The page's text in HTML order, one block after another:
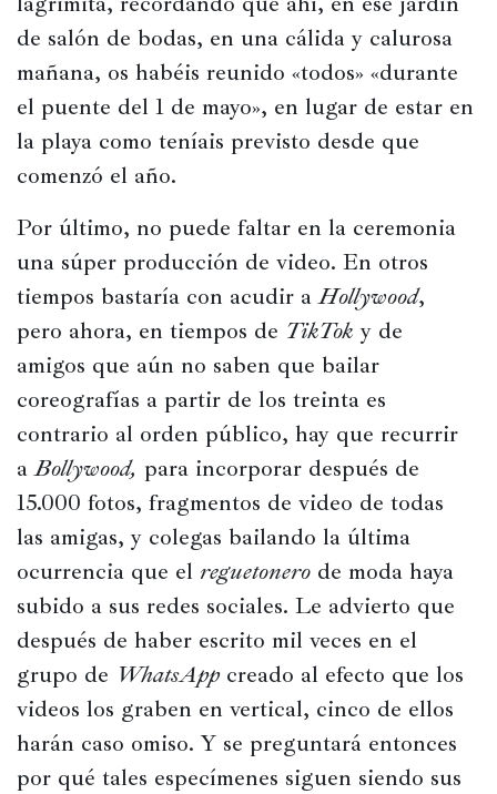
de salón de bodas, en una cálida y calurosa
mañana, os habéis reunido «todos» «durante
el puente del 1 de mayo», en lugar de estar en
la playa como teníais previsto desde que
comenzó el año.
Por último, no puede faltar en la ceremonia
una súper producción de video. En otros
tiempos bastaría con acudir a Hollywood,
pero ahora, en tiempos de TikTok y de
amigos que aún no saben que bailar
coreografías a partir de los treinta es
contrario al orden público, hay que recurrir
a Bollywood, para incorporar después de
15.000 fotos, fragmentos de video de todas
las amigas, y colegas bailando la última
ocurrencia que el reguetonero de moda haya
subido a sus redes sociales. Le advierto que
después de haber escrito mil veces en el
grupo de WhatsApp creado al efecto que los
videos los graben en vertical, cinco de ellos
harán caso omiso. Y se preguntará entonces
por qué tales especímenes siguen siendo sus